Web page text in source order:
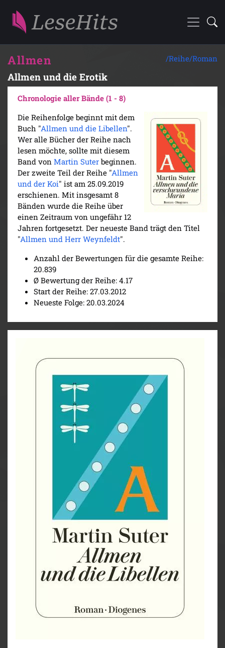
Allmen
Allmen und die Erotik
/Reihe/Roman
Chronologie aller Bände (1 - 8)
Die Reihenfolge beginnt mit dem
Buch "Allmen und die Libellen".
Wer alle Bücher der Reihe nach
lesen möchte, sollte mit diesem
Band von Martin Suter beginnen.
Der zweite Teil der Reihe "Allmen
und der Koi" ist am 25.09.2019
erschienen. Mit insgesamt 8
Bänden wurde die Reihe über
einen Zeitraum von ungefähr 12
Jahren fortgesetzt. Der neueste Band trägt den Titel
"Allmen und Herr Weynfeldt".
Anzahl der Bewertungen für die gesamte Reihe:
20.839
Ø Bewertung der Reihe: 4.17
Start der Reihe: 27.03.2012
Neueste Folge: 20.03.2024